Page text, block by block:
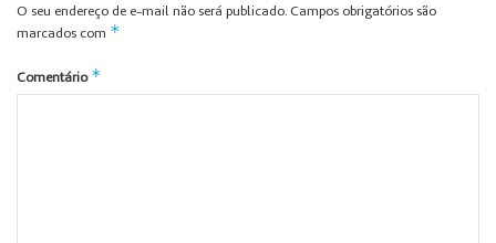
O seu endereço de e-mail não será publicado. Campos obrigatórios são
marcados com *
Comentário *